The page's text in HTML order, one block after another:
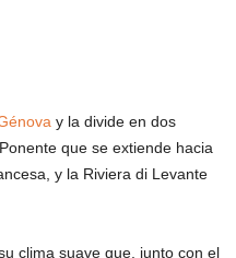
y la divide en dos
que se extiende hacia
y la Riviera di Levante
clima suave que, junto con el